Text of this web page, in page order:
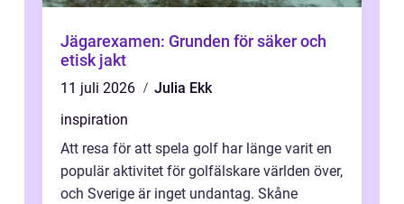
Jägarexamen: Grunden för säker och
etisk jakt
11 juli 2026
Julia Ekk
inspiration
Att resa för att spela golf har länge varit en
populär aktivitet för golfälskare världen över,
och Sverige är inget undantag. Skåne